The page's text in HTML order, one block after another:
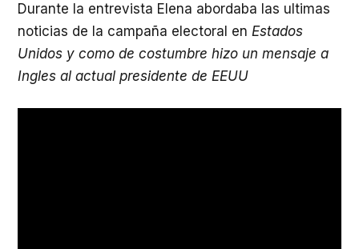
Durante la entrevista Elena abordaba las ultimas
noticias de la campaña electoral en Estados
Unidos y como de costumbre hizo un mensaje a
Ingles al actual presidente de EEUU